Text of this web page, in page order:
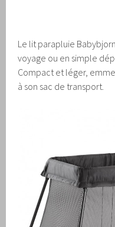
Le lit parapluie
voyage ou en simple
Compact et léger,
à son sac de transport.